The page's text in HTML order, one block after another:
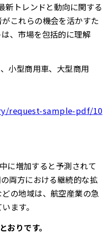
新トレンドと動向に関する
これらの機会を活かすた
、市場を包括的に理解
小型商用車、大型商用
request-sample-pdf/10
に増加すると予測されて
両方における継続的な拡
の地域は、航空産業の急
ます。
りです。